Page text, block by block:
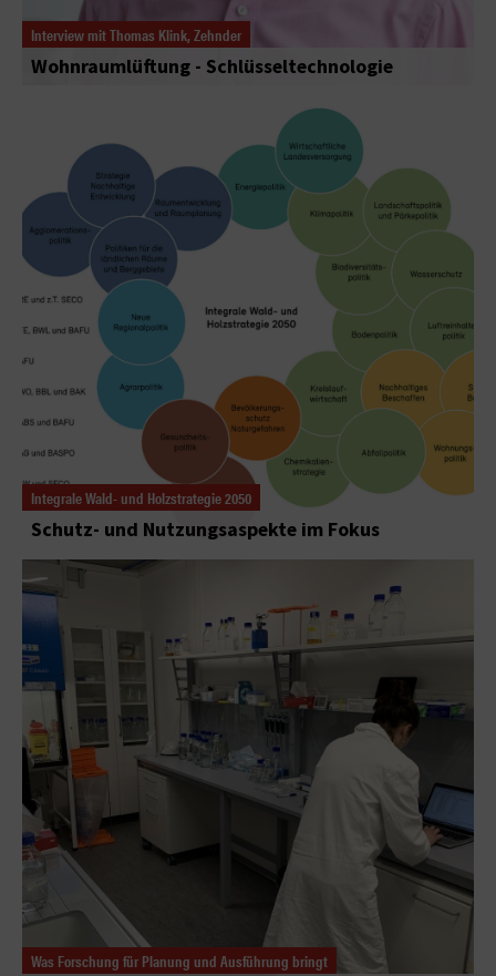
Interview mit Thomas Klink, Zehnder
Wohnraumlüftung - Schlüsseltechnologie
Integrale Wald- und Holzstrategie 2050
Schutz- und Nutzungsaspekte im Fokus
Was Forschung für Planung und Ausführung bringt